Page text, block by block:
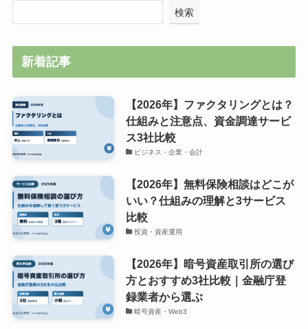
検索
新着記事
【2026年】ファクタリングとは？
仕組みと注意点、資金調達サービ
ス3社比較
ビジネス・企業・会計
【2026年】無料保険相談はどこが
いい？仕組みの理解と3サービス
比較
投資・資産運用
【2026年】暗号資産取引所の選び
方とおすすめ3社比較｜金融庁登
録業者から選ぶ
暗号資産・Web3